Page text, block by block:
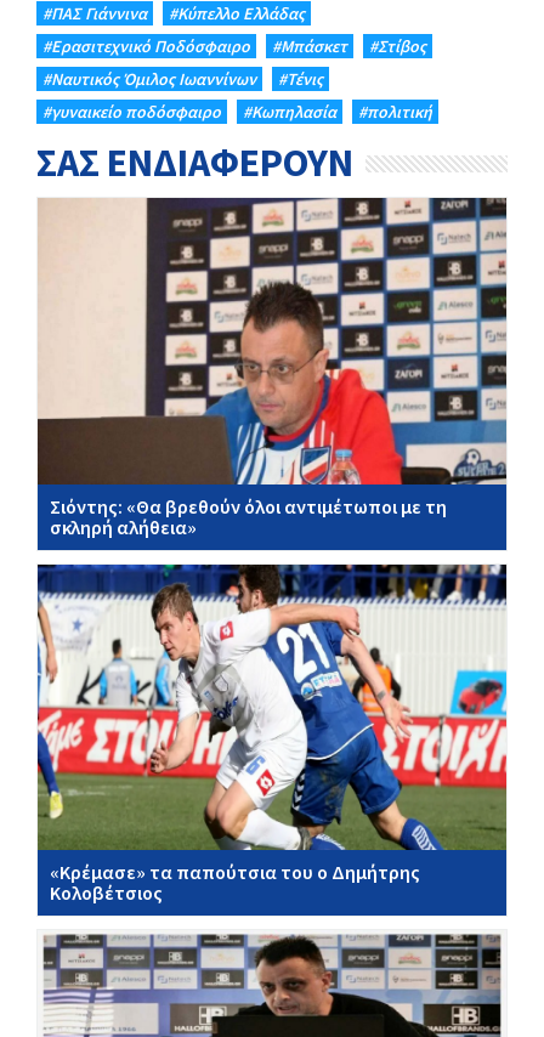
#ΠΑΣ Γιάννινα
#Κύπελλο Ελλάδας
#Eρασιτεχνικό Ποδόσφαιρο
#Μπάσκετ
#Στίβος
#Ναυτικός Όμιλος Ιωαννίνων
#Τένις
#γυναικείο ποδόσφαιρο
#Κωπηλασία #πολιτική
ΣΑΣ ΕΝΔΙΑΦΕΡΟΥΝ
Σιόντης: «Θα βρεθούν όλοι αντιμέτωποι με τη
σκληρή αλήθεια»
«Κρέμασε» τα παπούτσια του ο Δημήτρης
Κολοβέτσιος